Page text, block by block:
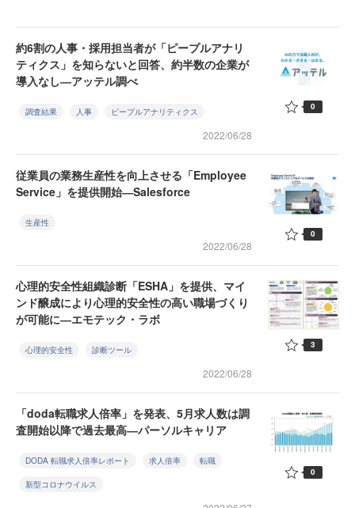
約6割の人事・採用担当者が「ピープルアナリ
ティクス」を知らないと回答、約半数の企業が
導入なし―アッテル調べ
調査結果 人事 ピープルアナリティクス
2022/06/28
0
従業員の業務生産性を向上させる「Employee
Service」を提供開始―Salesforce
生産性
2022/06/28
0
心理的安全性組織診断「ESHA」を提供、マイ
ンド醸成により心理的安全性の高い職場づくり
が可能に―エモテック・ラボ
心理的安全性 診断ツール
2022/06/28
3
「doda転職求人倍率」を発表、5月求人数は調
査開始以降で過去最高―パーソルキャリア
DODA 転職求人倍率レポート 求人倍率 転職
新型コロナウイルス
0